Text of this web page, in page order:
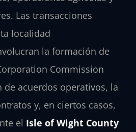
Las transacciones
localidad
la formación de
Commission
de acuerdos operativos, la
y, en ciertos casos,
el Isle of Wight County